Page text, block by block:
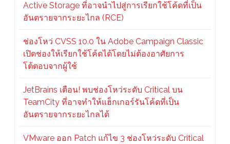
Active Storage ที่อาจนำไปสู่การเรียกใช้โค้ดที่เป็น
อันตรายจากระยะไกล (RCE)
ช่องโหว่ CVSS 10.0 ใน Adobe Campaign Classic
เปิดช่องให้เรียกใช้โค้ดได้โดยไม่ต้องอาศัยการ
โต้ตอบจากผู้ใช้
JetBrains เตือน! พบช่องโหว่ระดับ Critical บน
TeamCity ที่อาจทำให้แฮ็กเกอร์รันโค้ดที่เป็น
อันตรายจากระยะไกลได้
VMware ออก Patch แก้ไข 3 ช่องโหว่ระดับ Critical